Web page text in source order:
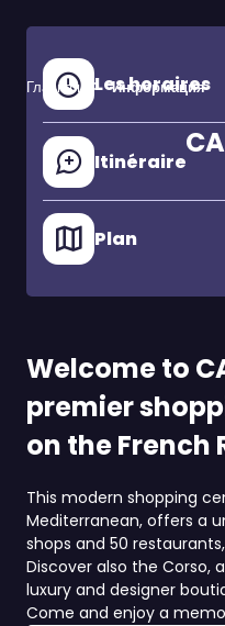
Главная Информация
Les horaires
Itinéraire
Plan
Welcome to
premier
on the French
This modern shopping
Mediterranean, offers a
shops and 50
Discover also the Corso,
luxury and designer
Come and enjoy a